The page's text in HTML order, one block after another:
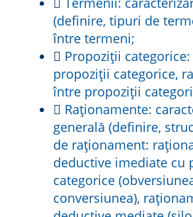
(definire, tipuri de
între termeni;
 Propoziții
propoziții categorice,
între propoziții
 Raționamente:
generală (definire,
de raţionament:
deductive imediate cu
categorice
conversiunea),